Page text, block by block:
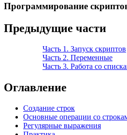
Программирование
Предыдущие части
Часть 1. Запуск скриптов
Часть 2. Переменные
Часть 3. Работа со
Оглавление
Создание строк
Основные операции со
Регулярные выражения